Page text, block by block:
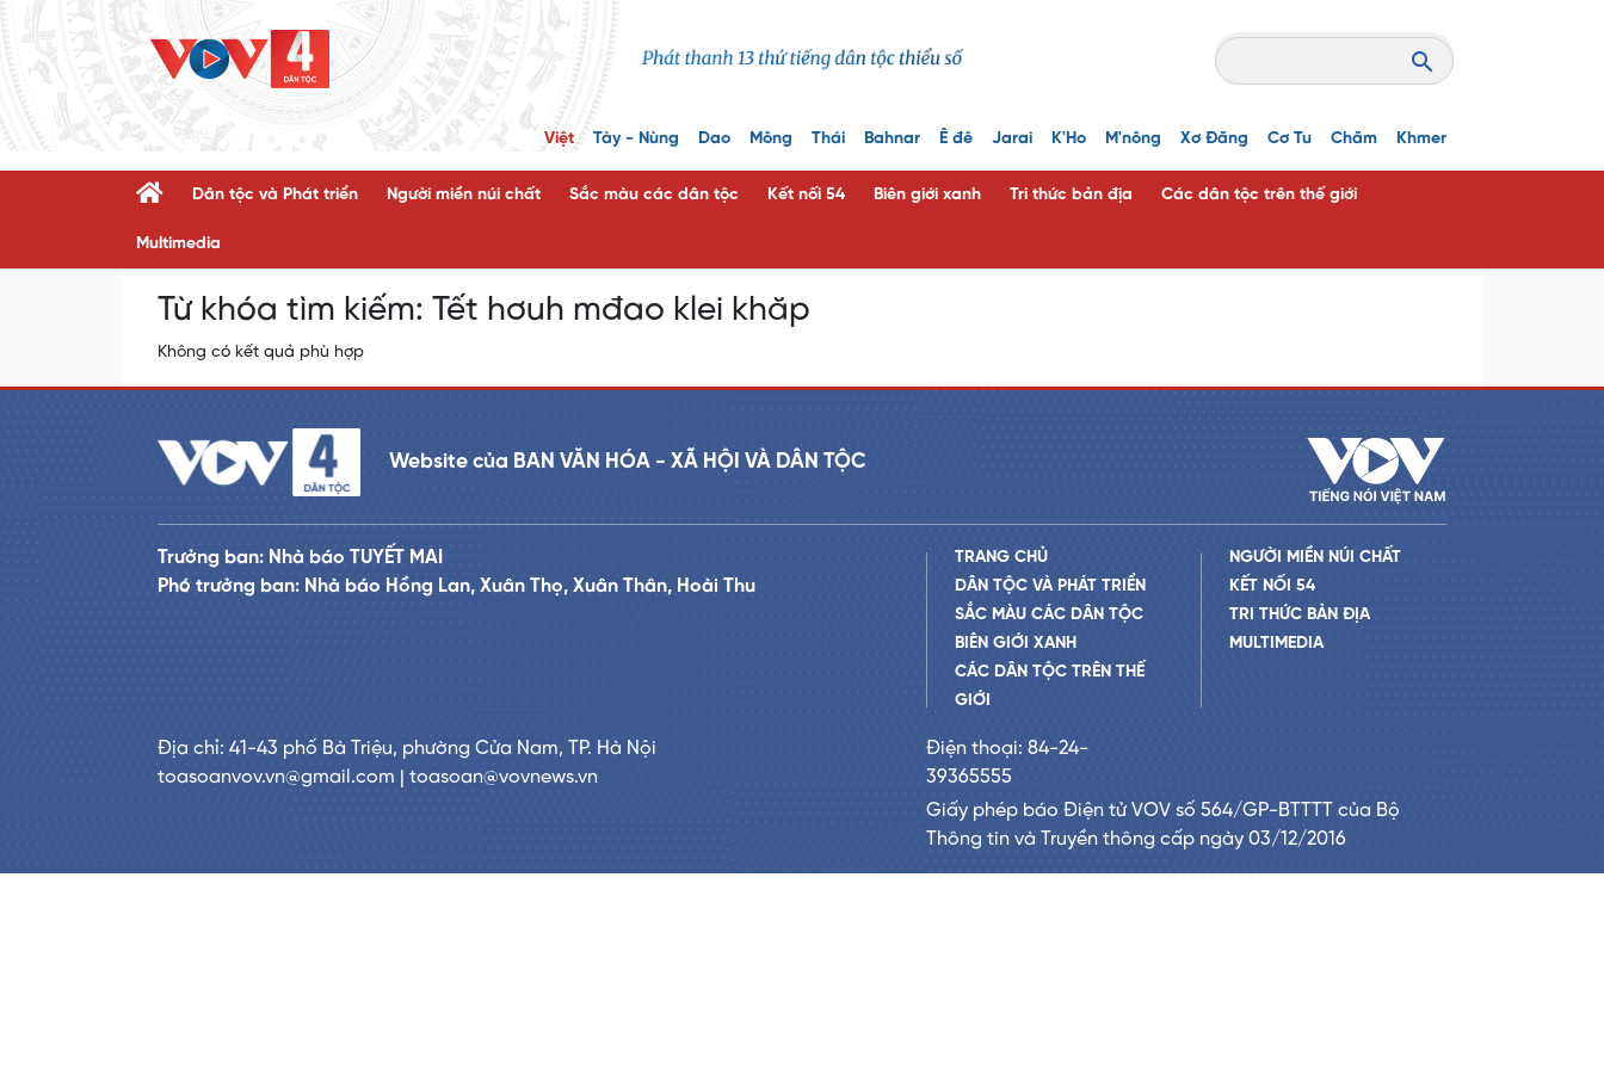
Việt Tày - Nùng Dao Mông Thái Bahnar Ê đê Jarai K'Ho M'nông Xơ Đăng Cơ Tu Chăm Khmer
Dân tộc và Phát triển Người miền núi chất Sắc màu các dân tộc Kết nối 54 Biên giới xanh Tri thức bản địa Các dân tộc trên thế giới
Multimedia
Từ khóa tìm kiếm: Tết hơuh mđao klei khăp
Không có kết quả phù hợp
Website của BAN VĂN HÓA - XÃ HỘI VÀ DÂN TỘC
Trưởng ban: Nhà báo TUYẾT MAI
Phó trưởng ban: Nhà báo Hồng Lan, Xuân Thọ, Xuân Thân, Hoài Thu
TRANG CHỦ
DÂN TỘC VÀ PHÁT TRIỂN
SẮC MÀU CÁC DÂN TỘC
BIÊN GIỚI XANH
CÁC DÂN TỘC TRÊN THẾ
GIỚI
NGƯỜI MIỀN NÚI CHẤT
KẾT NỐI 54
TRI THỨC BẢN ĐỊA
MULTIMEDIA
Địa chỉ: 41-43 phố Bà Triệu, phường Cửa Nam, TP. Hà Nội
toasoanvov.vn@gmail.com | toasoan@vovnews.vn
Điện thoại: 84-24-
39365555
Giấy phép báo Điện tử VOV số 564/GP-BTTTT của Bộ
Thông tin và Truyền thông cấp ngày 03/12/2016